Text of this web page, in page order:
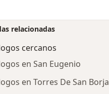
relacionadas
cercanos
en San Eugenio
en Torres De San Borja